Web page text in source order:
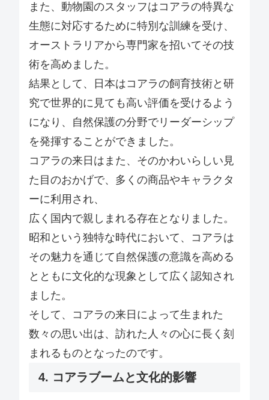
また、動物園のスタッフはコアラの特異な
生態に対応するために特別な訓練を受け、
オーストラリアから専門家を招いてその技
術を高めました。
結果として、日本はコアラの飼育技術と研
究で世界的に見ても高い評価を受けるよう
になり、自然保護の分野でリーダーシップ
を発揮することができました。
コアラの来日はまた、そのかわいらしい見
た目のおかげで、多くの商品やキャラクタ
ーに利用され、
広く国内で親しまれる存在となりました。
昭和という独特な時代において、コアラは
その魅力を通じて自然保護の意識を高める
とともに文化的な現象として広く認知され
ました。
そして、コアラの来日によって生まれた
数々の思い出は、訪れた人々の心に長く刻
まれるものとなったのです。
4. コアラブームと文化的影響